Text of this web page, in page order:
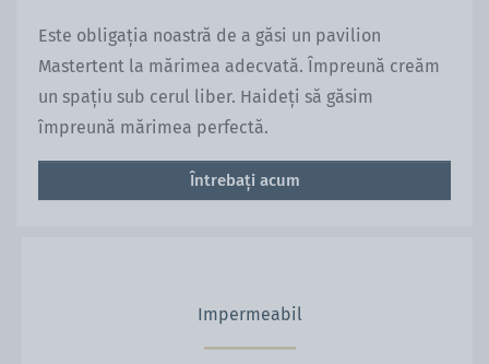
Este obligația noastră de a găsi un pavilion
Mastertent la mărimea adecvată. Împreună creăm
un spațiu sub cerul liber. Haideți să găsim
împreună mărimea perfectă.
Întrebați acum
Impermeabil